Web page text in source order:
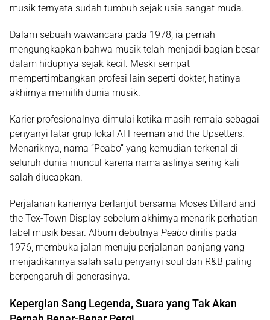
musik ternyata sudah tumbuh sejak usia sangat muda.
Dalam sebuah wawancara pada 1978, ia pernah
mengungkapkan bahwa musik telah menjadi bagian besar
dalam hidupnya sejak kecil. Meski sempat
mempertimbangkan profesi lain seperti dokter, hatinya
akhirnya memilih dunia musik.
Karier profesionalnya dimulai ketika masih remaja sebagai
penyanyi latar grup lokal Al Freeman and the Upsetters.
Menariknya, nama “Peabo” yang kemudian terkenal di
seluruh dunia muncul karena nama aslinya sering kali
salah diucapkan.
Perjalanan kariernya berlanjut bersama Moses Dillard and
the Tex-Town Display sebelum akhirnya menarik perhatian
label musik besar. Album debutnya Peabo dirilis pada
1976, membuka jalan menuju perjalanan panjang yang
menjadikannya salah satu penyanyi soul dan R&B paling
berpengaruh di generasinya.
Kepergian Sang Legenda, Suara yang Tak Akan